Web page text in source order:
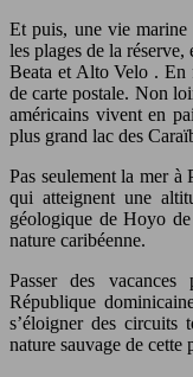
Et puis, une vie
les plages de la
Beata et Alto Velo . En
de carte postale. Non
américains vivent en
plus grand lac des
Pas seulement la mer à
qui atteignent une
géologique de Hoyo
nature caribéenne.
Passer des
République
s’éloigner des circuits
nature sauvage de